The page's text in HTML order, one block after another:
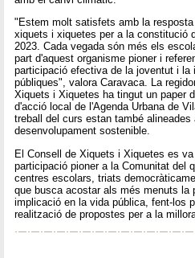
"Estem molt satisfets amb la
xiquets i xiquetes per a la constitució
2023. Cada vegada són més els
part d'aquest organisme pioner i
participació efectiva de la joventut i la
públiques", valora Caravaca. La
Xiquets i Xiquetes ha tingut un paper
d'acció local de l'Agenda Urbana de
treball del curs estan també
desenvolupament sostenible.
El Consell de Xiquets i Xiquetes es
participació pioner a la Comunitat del
centres escolars, triats
que busca acostar als més menuts la
implicació en la vida pública, fent-los
realització de propostes per a la